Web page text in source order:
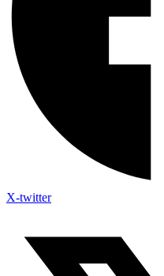
X-twitter